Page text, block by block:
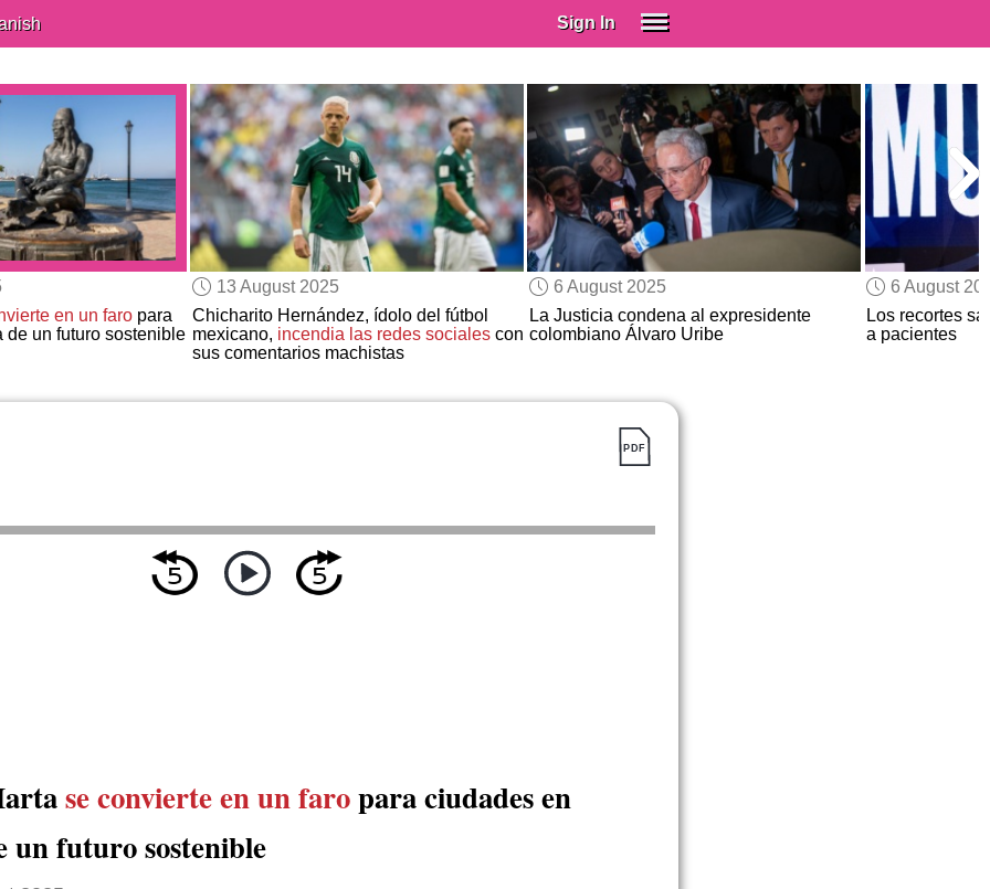
Sign In
Spanish (Spain)
Spanish (Latino)
SUBSCRIBE
EDUCATIONAL LICENSES
GIFT CARDS
OTHER LANGUAGES
ABOUT US
en un faropara
de un futuro sostenible
13 August 2025
Chicharito Hernández, ídolo del fútbol
mexicano, incendia las redes socialescon
sus comentarios machistas
6 August 2025
La Justicia condena al expresidente
colombiano Álvaro Uribe
6 August
Los recortes
a pacientes
se convierte en un faropara ciudades en
un futuro sostenible